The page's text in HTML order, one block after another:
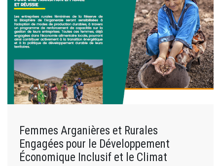
Femmes Arganières et Rurales
Engagées pour le Développement
Économique Inclusif et le Climat